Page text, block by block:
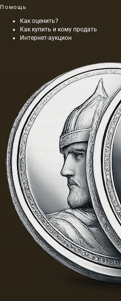
Помощь
Как оценить?
Как купить и кому продать
Интернет-аукцион